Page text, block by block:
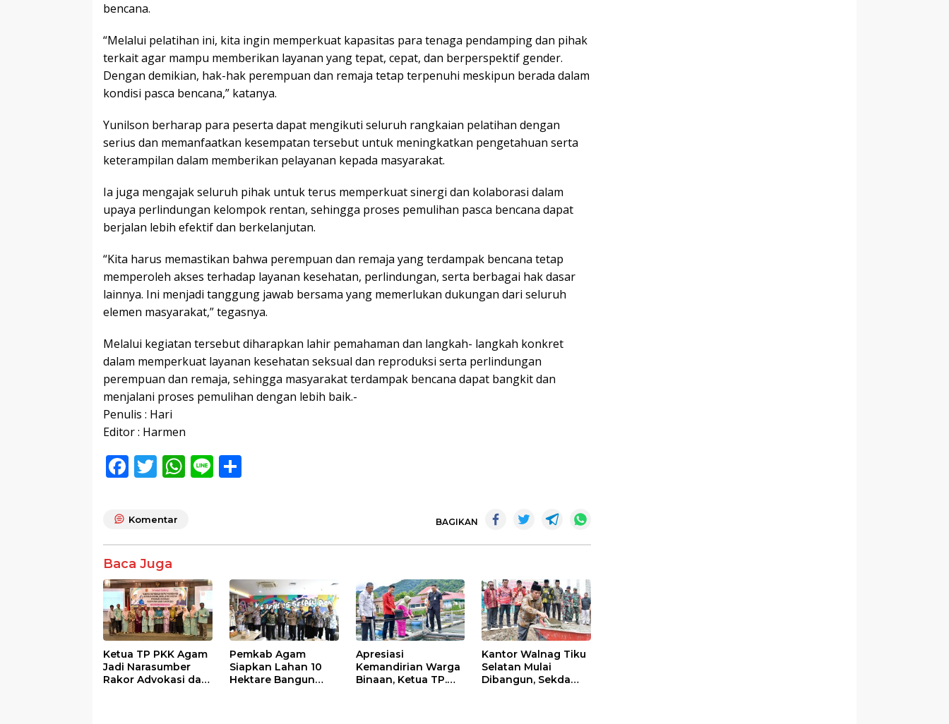
bencana.
“Melalui pelatihan ini, kita ingin memperkuat kapasitas para tenaga pendamping dan pihak
terkait agar mampu memberikan layanan yang tepat, cepat, dan berperspektif gender.
Dengan demikian, hak-hak perempuan dan remaja tetap terpenuhi meskipun berada dalam
kondisi pasca bencana,” katanya.
Yunilson berharap para peserta dapat mengikuti seluruh rangkaian pelatihan dengan
serius dan memanfaatkan kesempatan tersebut untuk meningkatkan pengetahuan serta
keterampilan dalam memberikan pelayanan kepada masyarakat.
Ia juga mengajak seluruh pihak untuk terus memperkuat sinergi dan kolaborasi dalam
upaya perlindungan kelompok rentan, sehingga proses pemulihan pasca bencana dapat
berjalan lebih efektif dan berkelanjutan.
“Kita harus memastikan bahwa perempuan dan remaja yang terdampak bencana tetap
memperoleh akses terhadap layanan kesehatan, perlindungan, serta berbagai hak dasar
lainnya. Ini menjadi tanggung jawab bersama yang memerlukan dukungan dari seluruh
elemen masyarakat,” tegasnya.
Melalui kegiatan tersebut diharapkan lahir pemahaman dan langkah- langkah konkret
dalam memperkuat layanan kesehatan seksual dan reproduksi serta perlindungan
perempuan dan remaja, sehingga masyarakat terdampak bencana dapat bangkit dan
menjalani proses pemulihan dengan lebih baik.-
Penulis : Hari
Editor : Harmen
F
e
o
o
k
T
itt
W
p
p
Li
Komentar BAGIKAN
Baca Juga
Ketua TP PKK Agam
Jadi Narasumber
Rakor Advokasi dan
Pemkab Agam
Siapkan Lahan 10
Hektare Bangun
Apresiasi
Kemandirian Warga
Binaan, Ketua TP.
Kantor Walnag Tiku
Selatan Mulai
Dibangun, Sekda